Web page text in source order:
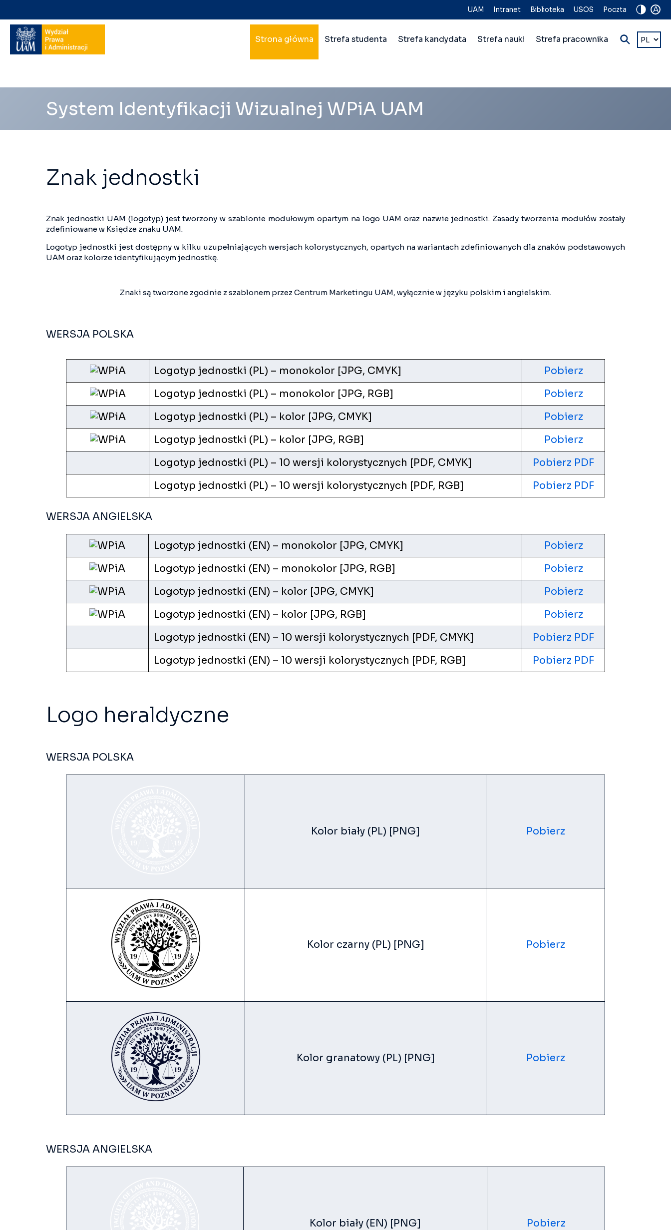
A
Nawigacja
na
skróty
UAM Intranet Biblioteka USOS Poczta
Nawigacja
główna
wielopoziomowa
Strona główna Strefa studenta Strefa kandydata Strefa nauki Strefa pracownika
Wybierz
język
System Identyfikacji Wizualnej WPiA UAM
Znak jednostki
Znak jednostki UAM (logotyp) jest tworzony w szablonie modułowym opartym na logo UAM oraz nazwie jednostki. Zasady tworzenia modułów zostały
zdefiniowane w Księdze znaku UAM.
Logotyp jednostki jest dostępny w kilku uzupełniających wersjach kolorystycznych, opartych na wariantach zdefiniowanych dla znaków podstawowych
UAM oraz kolorze identyfikującym jednostkę.
Znaki są tworzone zgodnie z szablonem przez Centrum Marketingu UAM, wyłącznie w języku polskim i angielskim.
WERSJA POLSKA
Logotyp jednostki (PL) – monokolor [JPG, CMYK]
Pobierz
Logotyp jednostki (PL) – monokolor [JPG, RGB]
Pobierz
Logotyp jednostki (PL) – kolor [JPG, CMYK]
Pobierz
Logotyp jednostki (PL) – kolor [JPG, RGB]
Pobierz
Logotyp jednostki (PL) – 10 wersji kolorystycznych [PDF, CMYK]
Pobierz PDF
Logotyp jednostki (PL) – 10 wersji kolorystycznych [PDF, RGB]
Pobierz PDF
WERSJA ANGIELSKA
Logotyp jednostki (EN) – monokolor [JPG, CMYK]
Pobierz
Logotyp jednostki (EN) – monokolor [JPG, RGB]
Pobierz
Logotyp jednostki (EN) – kolor [JPG, CMYK]
Pobierz
Logotyp jednostki (EN) – kolor [JPG, RGB]
Pobierz
Logotyp jednostki (EN) – 10 wersji kolorystycznych [PDF, CMYK]
Pobierz PDF
Logotyp jednostki (EN) – 10 wersji kolorystycznych [PDF, RGB]
Pobierz PDF
Logo heraldyczne
WERSJA POLSKA
Kolor biały (PL) [PNG] Pobierz
Kolor czarny (PL) [PNG] Pobierz
Kolor granatowy (PL) [PNG] Pobierz
WERSJA ANGIELSKA
Kolor biały (EN) [PNG] Pobierz